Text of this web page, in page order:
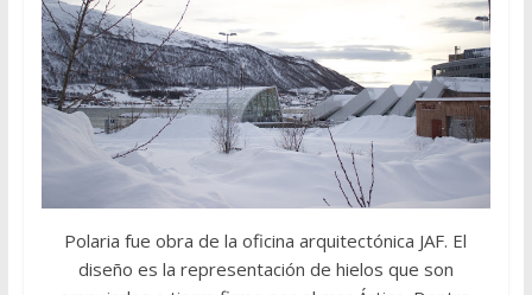
Polaria fue obra de la oficina arquitectónica JAF. El
diseño es la representación de hielos que son